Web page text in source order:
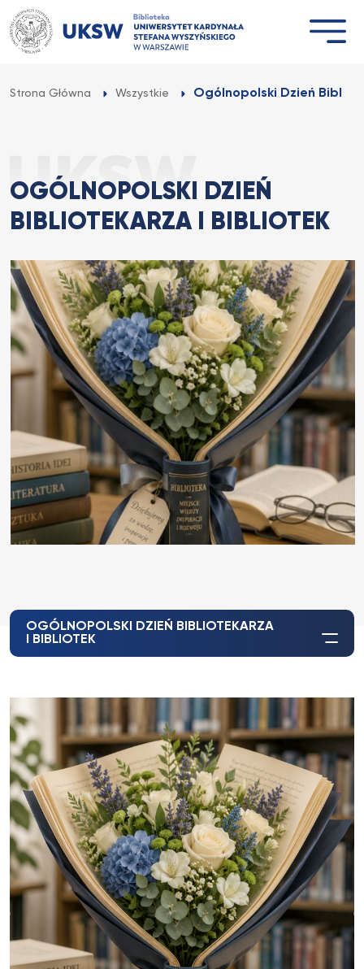
Przejdź
do
treści
Strona Główna Wszystkie Ogólnopolski Dzień
OGÓLNOPOLSKI DZIEŃ
BIBLIOTEKARZA I BIBLIOTEK
OGÓLNOPOLSKI DZIEŃ BIBLIOTEKARZA
I BIBLIOTEK